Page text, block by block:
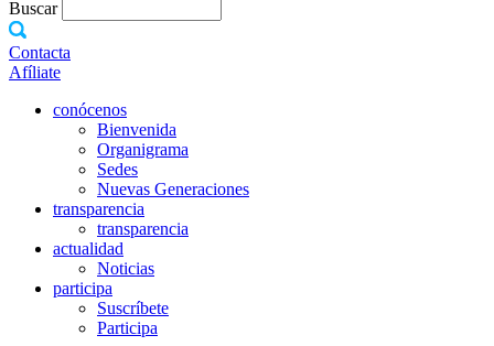
Buscar
Contacta
Afíliate
conócenos
Bienvenida
Organigrama
Sedes
Nuevas Generaciones
transparencia
transparencia
actualidad
Noticias
participa
Suscríbete
Participa